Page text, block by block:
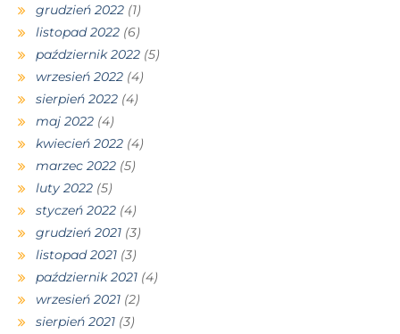
grudzień 2022 (1)
listopad 2022 (6)
październik 2022 (5)
wrzesień 2022 (4)
sierpień 2022 (4)
maj 2022 (4)
kwiecień 2022 (4)
marzec 2022 (5)
luty 2022 (5)
styczeń 2022 (4)
grudzień 2021 (3)
listopad 2021 (3)
październik 2021 (4)
wrzesień 2021 (2)
sierpień 2021 (3)